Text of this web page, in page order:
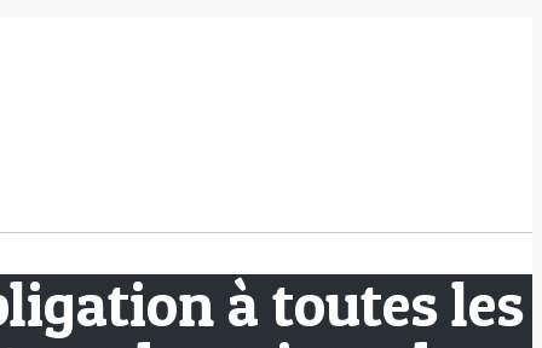
à toutes les